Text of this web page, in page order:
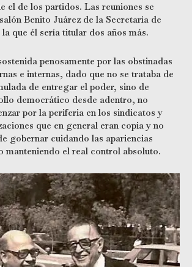
el de los partidos. Las reuniones se
Benito Juárez de la Secretaría de
que él sería titular dos años más.
penosamente por las obstinadas
e internas, dado que no se trataba de
de entregar el poder, sino de
democrático desde adentro, no
por la periferia en los sindicatos y
que en general eran copia y no
gobernar cuidando las apariencias
manteniendo el real control absoluto.